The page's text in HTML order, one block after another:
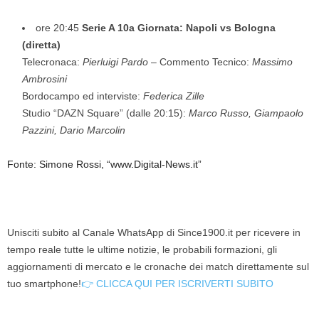
ore 20:45 Serie A 10a Giornata: Napoli vs Bologna
(diretta)
Telecronaca: Pierluigi Pardo – Commento Tecnico: Massimo
Ambrosini
Bordocampo ed interviste: Federica Zille
Studio “DAZN Square” (dalle 20:15): Marco Russo, Giampaolo
Pazzini, Dario Marcolin
Fonte: Simone Rossi, “www.Digital-News.it”
Unisciti subito al Canale WhatsApp di Since1900.it per ricevere in
tempo reale tutte le ultime notizie, le probabili formazioni, gli
aggiornamenti di mercato e le cronache dei match direttamente sul
tuo smartphone!👉 CLICCA QUI PER ISCRIVERTI SUBITO